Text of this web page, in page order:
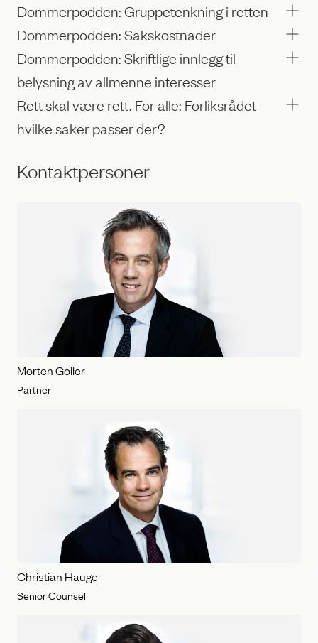
Dommerpodden: Gruppetenkning i retten
Dommerpodden: Sakskostnader
Dommerpodden: Skriftlige innlegg til
belysning av allmenne interesser
Rett skal være rett. For alle: Forliksrådet –
hvilke saker passer der?
Kontaktpersoner
Morten Goller
Partner
Christian Hauge
Senior Counsel